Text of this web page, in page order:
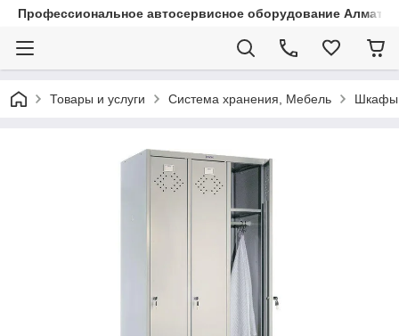
Профессиональное автосервисное оборудование Алматы
Товары и услуги Система хранения, Мебель Шкафы